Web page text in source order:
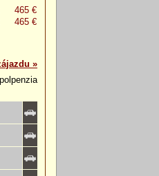
465 €
465 €
»